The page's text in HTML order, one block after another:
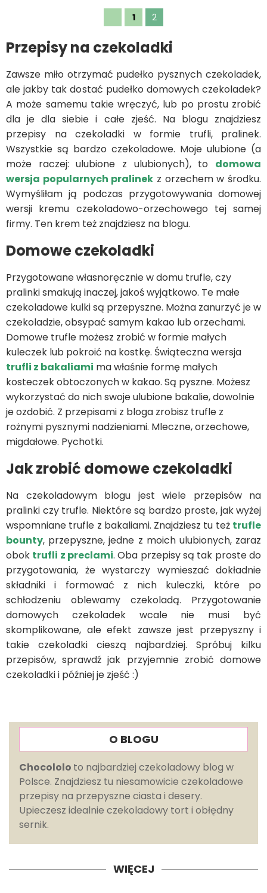
1 2
Przepisy na czekoladki
Zawsze miło otrzymać pudełko pysznych czekoladek,
ale jakby tak dostać pudełko domowych czekoladek?
A może samemu takie wręczyć, lub po prostu zrobić
dla je dla siebie i całe zjeść. Na blogu znajdziesz
przepisy na czekoladki w formie trufli, pralinek.
Wszystkie są bardzo czekoladowe. Moje ulubione (a
może raczej: ulubione z ulubionych), to domowa
wersja popularnych pralinek z orzechem w środku.
Wymyśliłam ją podczas przygotowywania domowej
wersji kremu czekoladowo-orzechowego tej samej
firmy. Ten krem też znajdziesz na blogu.
Domowe czekoladki
Przygotowane własnoręcznie w domu trufle, czy
pralinki smakują inaczej, jakoś wyjątkowo. Te małe
czekoladowe kulki są przepyszne. Można zanurzyć je w
czekoladzie, obsypać samym kakao lub orzechami.
Domowe trufle możesz zrobić w formie małych
kuleczek lub pokroić na kostkę. Świąteczna wersja
trufli z bakaliami ma właśnie formę małych
kosteczek obtoczonych w kakao. Są pyszne. Możesz
wykorzystać do nich swoje ulubione bakalie, dowolnie
je ozdobić. Z przepisami z bloga zrobisz trufle z
rożnymi pysznymi nadzieniami. Mleczne, orzechowe,
migdałowe. Pychotki.
Jak zrobić domowe czekoladki
Na czekoladowym blogu jest wiele przepisów na
pralinki czy trufle. Niektóre są bardzo proste, jak wyżej
wspomniane trufle z bakaliami. Znajdziesz tu też trufle
bounty, przepyszne, jedne z moich ulubionych, zaraz
obok trufli z preclami. Oba przepisy są tak proste do
przygotowania, że wystarczy wymieszać dokładnie
składniki i formować z nich kuleczki, które po
schłodzeniu oblewamy czekoladą. Przygotowanie
domowych czekoladek wcale nie musi być
skomplikowane, ale efekt zawsze jest przepyszny i
takie czekoladki cieszą najbardziej. Spróbuj kilku
przepisów, sprawdź jak przyjemnie zrobić domowe
czekoladki i później je zjeść :)
O BLOGU
Chocololo to najbardziej czekoladowy blog w
Polsce. Znajdziesz tu niesamowicie czekoladowe
przepisy na przepyszne ciasta i desery.
Upieczesz idealnie czekoladowy tort i obłędny
sernik.
WIĘCEJ